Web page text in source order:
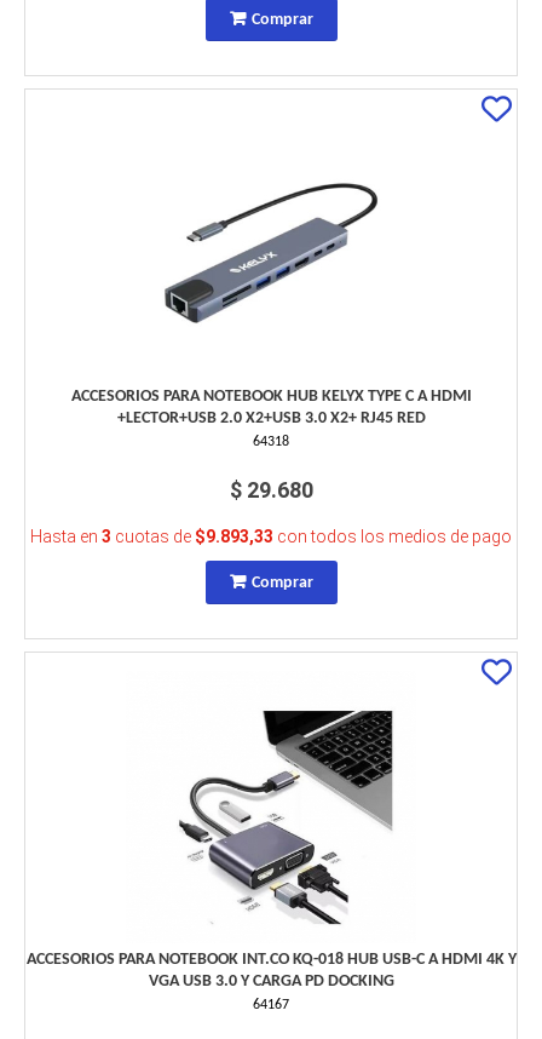
Comprar
ACCESORIOS PARA NOTEBOOK HUB KELYX TYPE C A HDMI
+LECTOR+USB 2.0 X2+USB 3.0 X2+ RJ45 RED
64318
$ 29.680
Hasta en 3 cuotas de $9.893,33 con todos los medios de pago
Comprar
ACCESORIOS PARA NOTEBOOK INT.CO KQ-018 HUB USB-C A HDMI 4K Y
VGA USB 3.0 Y CARGA PD DOCKING
64167